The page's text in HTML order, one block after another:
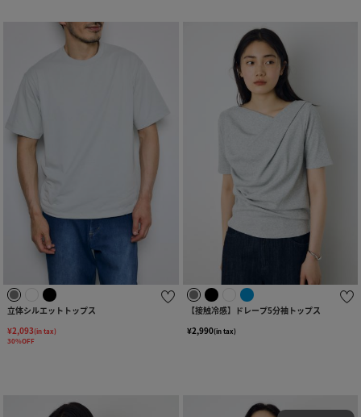
立体シルエットトップス
¥2,093(in tax)
30%OFF
【接触冷感】ドレープ5分袖トップス
¥2,990(in tax)